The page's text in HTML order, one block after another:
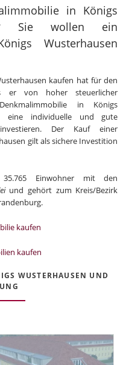
in Königs
Sie wollen ein
Wusterhausen
kaufen hat für den
er von hoher steuerlicher
in Königs
eine individuelle und gute
Der Kauf einer
gilt als sichere Investition
Einwohner mit den
und gehört zum Kreis/Bezirk
kaufen
kaufen
WUSTERHAUSEN UND